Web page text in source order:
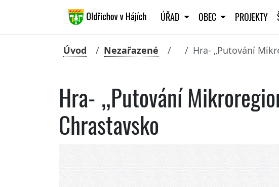
ÚŘAD OBEC PROJEKTY
Úvod Nezařazené Hra- „Putování
Hra- „Putování
Chrastavsko